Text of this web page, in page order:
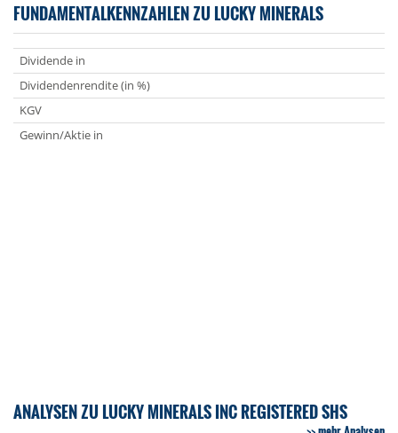
FUNDAMENTALKENNZAHLEN ZU LUCKY MINERALS
Dividende in
Dividendenrendite (in %)
KGV
Gewinn/Aktie in
ANALYSEN ZU LUCKY MINERALS INC REGISTERED SHS